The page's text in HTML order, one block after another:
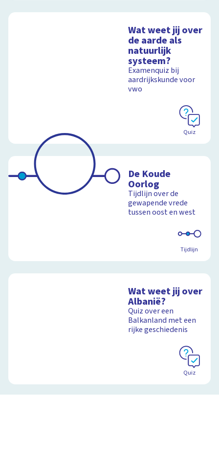
Wat weet jij over
de aarde als
natuurlijk
systeem?
Examenquiz bij
aardrijkskunde voor
vwo
Quiz
De Koude
Oorlog
Tijdlijn over de
gewapende vrede
tussen oost en west
Tijdlijn
Wat weet jij over
Albanië?
Quiz over een
Balkanland met een
rijke geschiedenis
Quiz